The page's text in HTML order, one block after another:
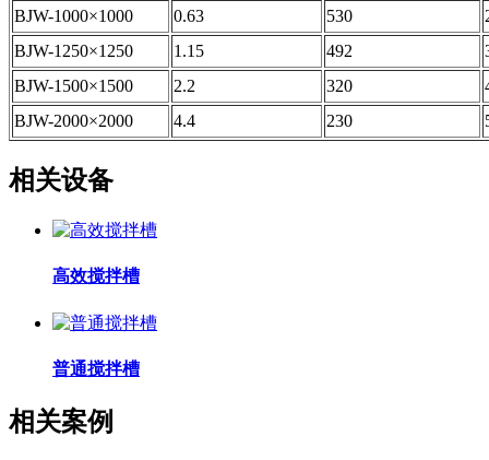
BJW-1000×1000 0.63 530
BJW-1250×1250
1.15 492
BJW-1500×1500
2.2 320
BJW-2000×2000
4.4 230
相关设备
高效搅拌槽
普通搅拌槽
相关案例